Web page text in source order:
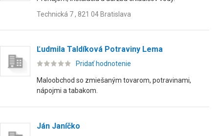
Technická 7 , 821 04 Bratislava
Ľudmila Taldíková Potraviny Lema
Pridať hodnotenie
Maloobchod so zmiešaným tovarom, potravinami,
nápojmi a tabakom.
Ján Janíčko